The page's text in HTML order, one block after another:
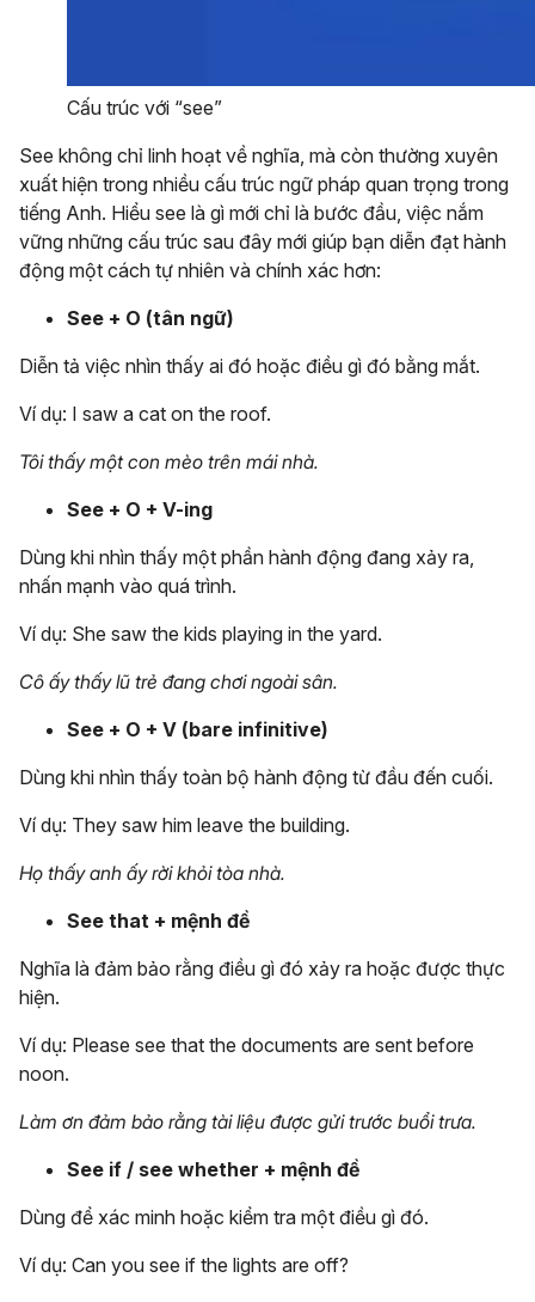
Cấu trúc với “see”
See không chỉ linh hoạt về nghĩa, mà còn thường xuyên
xuất hiện trong nhiều cấu trúc ngữ pháp quan trọng trong
tiếng Anh. Hiểu see là gì mới chỉ là bước đầu, việc nắm
vững những cấu trúc sau đây mới giúp bạn diễn đạt hành
động một cách tự nhiên và chính xác hơn:
See + O (tân ngữ)
Diễn tả việc nhìn thấy ai đó hoặc điều gì đó bằng mắt.
Ví dụ: I saw a cat on the roof.
Tôi thấy một con mèo trên mái nhà.
See + O + V-ing
Dùng khi nhìn thấy một phần hành động đang xảy ra,
nhấn mạnh vào quá trình.
Ví dụ: She saw the kids playing in the yard.
Cô ấy thấy lũ trẻ đang chơi ngoài sân.
See + O + V (bare infinitive)
Dùng khi nhìn thấy toàn bộ hành động từ đầu đến cuối.
Ví dụ: They saw him leave the building.
Họ thấy anh ấy rời khỏi tòa nhà.
See that + mệnh đề
Nghĩa là đảm bảo rằng điều gì đó xảy ra hoặc được thực
hiện.
Ví dụ: Please see that the documents are sent before
noon.
Làm ơn đảm bảo rằng tài liệu được gửi trước buổi trưa.
See if / see whether + mệnh đề
Dùng để xác minh hoặc kiểm tra một điều gì đó.
Ví dụ: Can you see if the lights are off?